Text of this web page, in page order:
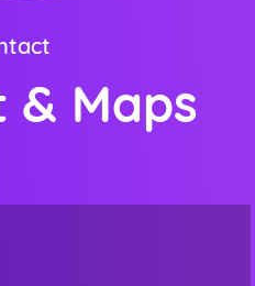
& Maps